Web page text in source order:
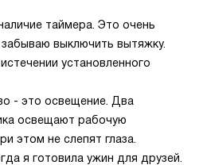
таймера. Это очень
выключить вытяжку.
установленного
- это освещение. Два
освещают рабочую
этом не слепят глаза.
я готовила ужин для друзей.